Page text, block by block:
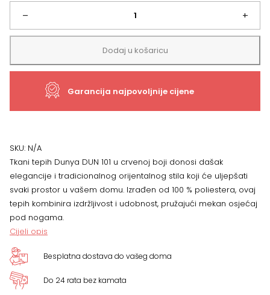
–
Tkani
tepih
Dunya
red,
dimenzija
količina
+
Dodaj u košaricu
Garancija najpovoljnije cijene
SKU: N/A
Tkani tepih Dunya DUN 101 u crvenoj boji donosi dašak
elegancije i tradicionalnog orijentalnog stila koji će uljepšati
svaki prostor u vašem domu. Izrađen od 100 % poliestera, ovaj
tepih kombinira izdržljivost i udobnost, pružajući mekan osjećaj
pod nogama.
Cijeli opis
Besplatna dostava do vašeg doma
Do 24 rata bez kamata